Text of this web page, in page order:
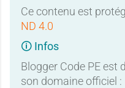
Ce contenu est
ND 4.0
🛈 Infos
Blogger Code PE est
son domaine officiel :